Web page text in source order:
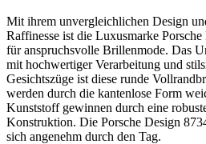
Mit ihrem unvergleichlichen Design
Raffinesse ist die Luxusmarke
für anspruchsvolle Brillenmode. Das
mit hochwertiger Verarbeitung und
Gesichtszüge ist diese runde
werden durch die kantenlose Form
Kunststoff gewinnen durch eine
Konstruktion. Die Porsche Design
sich angenehm durch den Tag.